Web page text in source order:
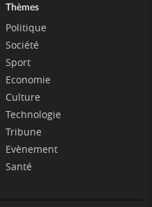
Thèmes
Politique
Société
Sport
Economie
Culture
Technologie
Tribune
Evènement
Santé